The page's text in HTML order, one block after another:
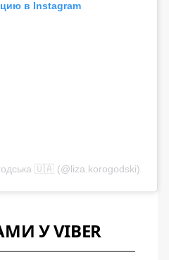
в Instagram
🇺🇦 (@liza.korogodski)
У VIBER